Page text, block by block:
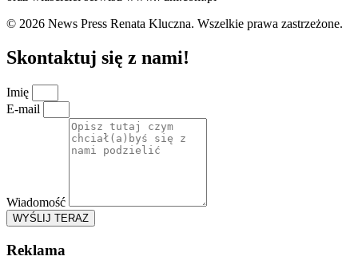
© 2026 News Press Renata Kluczna. Wszelkie prawa zastrzeżone.
Skontaktuj się z nami!
Imię
E-mail
Wiadomość
WYŚLIJ TERAZ
Reklama